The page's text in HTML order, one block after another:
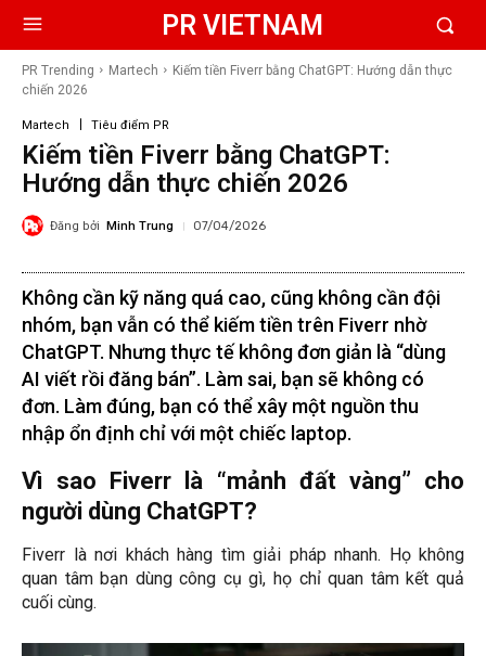
PR VIETNAM
PR Trending Martech
Kiếm tiền Fiverr bằng ChatGPT: Hướng dẫn thực
chiến 2026
Martech Tiêu điểm PR
Kiếm tiền Fiverr bằng ChatGPT:
Hướng dẫn thực chiến 2026
Đăng bởi Minh Trung 07/04/2026
Không cần kỹ năng quá cao, cũng không cần đội
nhóm, bạn vẫn có thể kiếm tiền trên Fiverr nhờ
ChatGPT. Nhưng thực tế không đơn giản là “dùng
AI viết rồi đăng bán”. Làm sai, bạn sẽ không có
đơn. Làm đúng, bạn có thể xây một nguồn thu
nhập ổn định chỉ với một chiếc laptop.
Vì sao Fiverr là “mảnh đất vàng” cho
người dùng ChatGPT?
Fiverr là nơi khách hàng tìm giải pháp nhanh. Họ không
quan tâm bạn dùng công cụ gì, họ chỉ quan tâm kết quả
cuối cùng.